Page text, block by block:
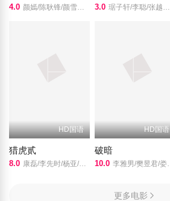
4.0 颜嫣/陈耿锋/颜雪凡/朱瑞祥/钟夫翔/ 3.0 琚子轩/李聪/张越宁/高深/
HD国语
猎虎贰
8.0 康磊/李先时/杨亚/崔金迪/
HD国语
破暗
10.0 李雅男/樊昱君/娄淇/蒋菲菲/
更多电影